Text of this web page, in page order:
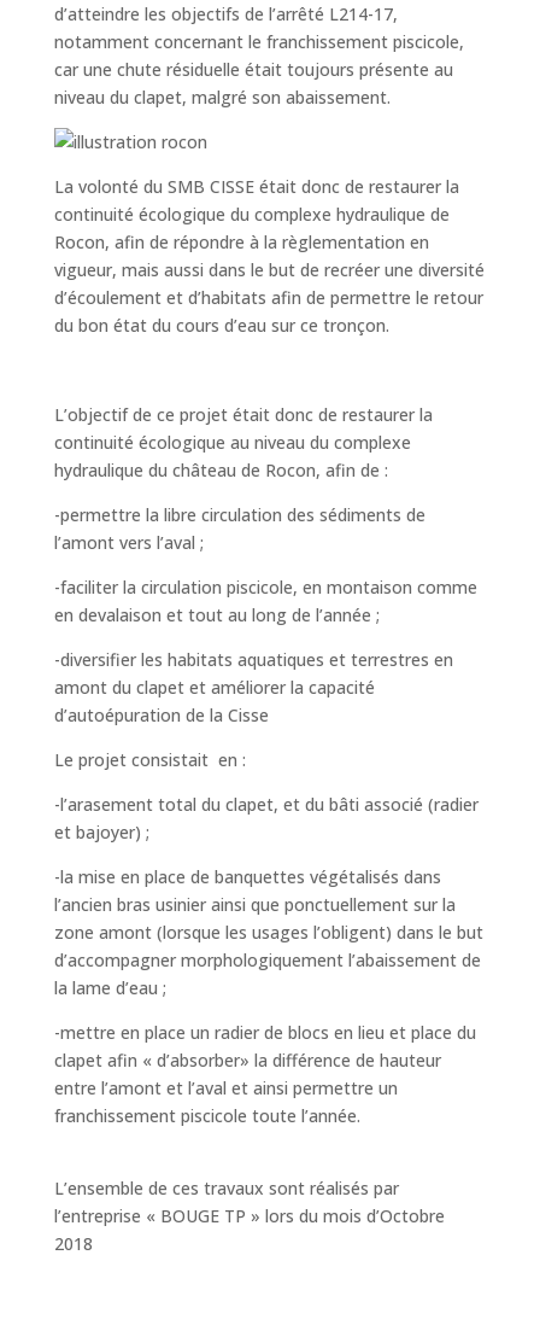
d’atteindre les objectifs de l’arrêté L214-17,
notamment concernant le franchissement piscicole,
car une chute résiduelle était toujours présente au
niveau du clapet, malgré son abaissement.
La volonté du SMB CISSE était donc de restaurer la
continuité écologique du complexe hydraulique de
Rocon, afin de répondre à la règlementation en
vigueur, mais aussi dans le but de recréer une diversité
d’écoulement et d’habitats afin de permettre le retour
du bon état du cours d’eau sur ce tronçon.
L’objectif de ce projet était donc de restaurer la
continuité écologique au niveau du complexe
hydraulique du château de Rocon, afin de :
-permettre la libre circulation des sédiments de
l’amont vers l’aval ;
-faciliter la circulation piscicole, en montaison comme
en devalaison et tout au long de l’année ;
-diversifier les habitats aquatiques et terrestres en
amont du clapet et améliorer la capacité
d’autoépuration de la Cisse
Le projet consistait en :
-l’arasement total du clapet, et du bâti associé (radier
et bajoyer) ;
-la mise en place de banquettes végétalisés dans
l’ancien bras usinier ainsi que ponctuellement sur la
zone amont (lorsque les usages l’obligent) dans le but
d’accompagner morphologiquement l’abaissement de
la lame d’eau ;
-mettre en place un radier de blocs en lieu et place du
clapet afin « d’absorber» la différence de hauteur
entre l’amont et l’aval et ainsi permettre un
franchissement piscicole toute l’année.
L’ensemble de ces travaux sont réalisés par
l’entreprise « BOUGE TP » lors du mois d’Octobre
2018